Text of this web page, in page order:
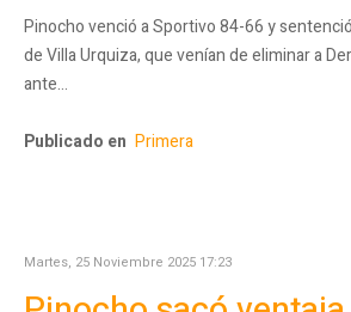
Pinocho venció a Sportivo 84-66 y
de Villa Urquiza, que venían de eliminar a
ante…
Publicado en Primera
Martes, 25 Noviembre 2025 17:23